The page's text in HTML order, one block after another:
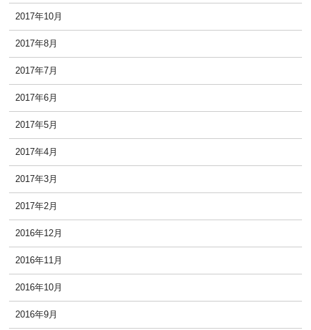
2017年10月
2017年8月
2017年7月
2017年6月
2017年5月
2017年4月
2017年3月
2017年2月
2016年12月
2016年11月
2016年10月
2016年9月